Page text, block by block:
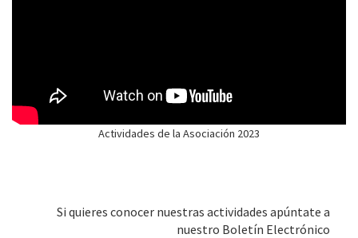
Actividades de la Asociación 2023
Si quieres conocer nuestras actividades apúntate a
nuestro Boletín Electrónico